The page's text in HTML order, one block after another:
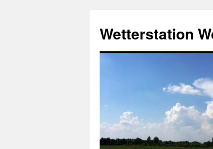
springen
Wetterstation